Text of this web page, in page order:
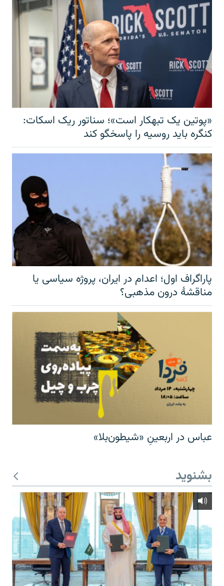
«پوتین یک تبهکار است»؛ سناتور ریک اسکات:
کنگره باید روسیه را پاسخگو کند
پاراگراف اول؛ اعدام در ایران، پروژه سیاسی یا
مناقشهٔ درون مذهبی؟
عباس در اربعینِ «شیطون‌بلا»
بشنوید